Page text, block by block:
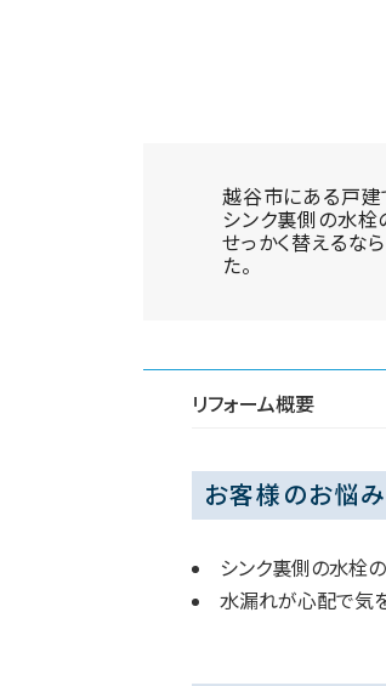
越谷市にある戸建
シンク裏側の水栓
せっかく替えるな
た。
リフォーム概要
お客様のお悩み
シンク裏側の水栓
水漏れが心配で気